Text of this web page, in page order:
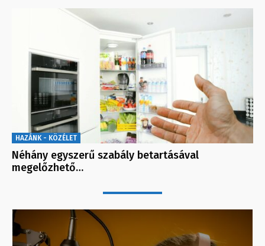
HAZÁNK - KÖZÉLET
Néhány egyszerű szabály betartásával
megelőzhető…